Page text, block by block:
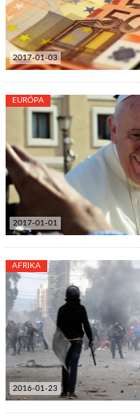
2017-01-03
2017-01-01
EURÓPA
2016-01-23
AFRIKA